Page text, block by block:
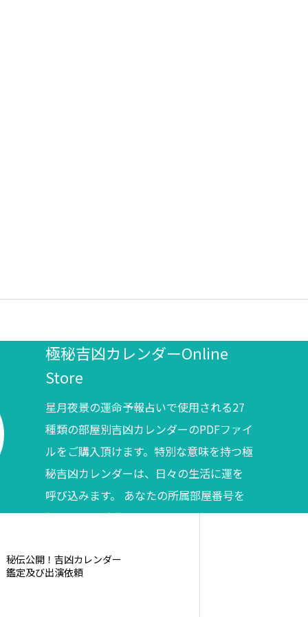
極秘吉凶カレンダーOnline
Store
星月夜景の運命予報占いで使用される27
種類の部屋別吉凶カレンダーのPDFファイ
ルをご購入頂けます。特別な意味を持つ極
秘吉凶カレンダーは、日々の生活に運を
呼び込みます。 あなたの所属部屋番号を
調べてからご購入ください。
秘伝公開！吉凶カレンダー
鑑定及び出演依頼